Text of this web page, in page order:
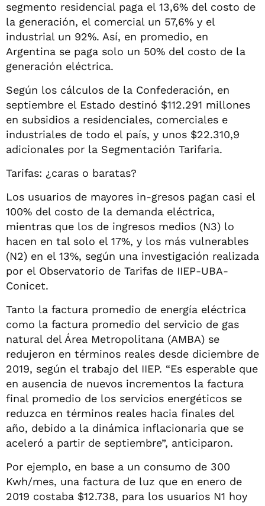
segmento residencial paga el 13,6% del costo de
la generación, el comercial un 57,6% y el
industrial un 92%. Así, en promedio, en
Argentina se paga solo un 50% del costo de la
generación eléctrica.
Según los cálculos de la Confederación, en
septiembre el Estado destinó $112.291 millones
en subsidios a residenciales, comerciales e
industriales de todo el país, y unos $22.310,9
adicionales por la Segmentación Tarifaria.
Tarifas: ¿caras o baratas?
Los usuarios de mayores in-gresos pagan casi el
100% del costo de la demanda eléctrica,
mientras que los de ingresos medios (N3) lo
hacen en tal solo el 17%, y los más vulnerables
(N2) en el 13%, según una investigación realizada
por el Observatorio de Tarifas de IIEP-UBA-
Conicet.
Tanto la factura promedio de energía eléctrica
como la factura promedio del servicio de gas
natural del Área Metropolitana (AMBA) se
redujeron en términos reales desde diciembre de
2019, según el trabajo del IIEP. “Es esperable que
en ausencia de nuevos incrementos la factura
final promedio de los servicios energéticos se
reduzca en términos reales hacia finales del
año, debido a la dinámica inflacionaria que se
aceleró a partir de septiembre”, anticiparon.
Por ejemplo, en base a un consumo de 300
Kwh/mes, una factura de luz que en enero de
2019 costaba $12.738, para los usuarios N1 hoy